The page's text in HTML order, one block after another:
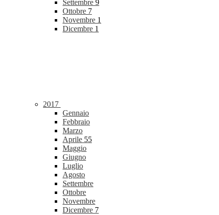
Settembre 9
Ottobre 7
Novembre 1
Dicembre 1
2017
Gennaio
Febbraio
Marzo
Aprile 55
Maggio
Giugno
Luglio
Agosto
Settembre
Ottobre
Novembre
Dicembre 7